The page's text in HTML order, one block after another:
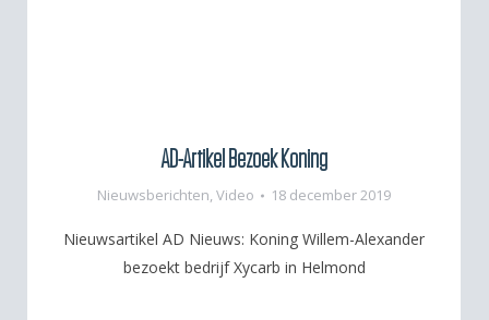
AD-Artikel Bezoek Koning
Nieuwsberichten, Video 18 december 2019
Nieuwsartikel AD Nieuws: Koning Willem-Alexander
bezoekt bedrijf Xycarb in Helmond